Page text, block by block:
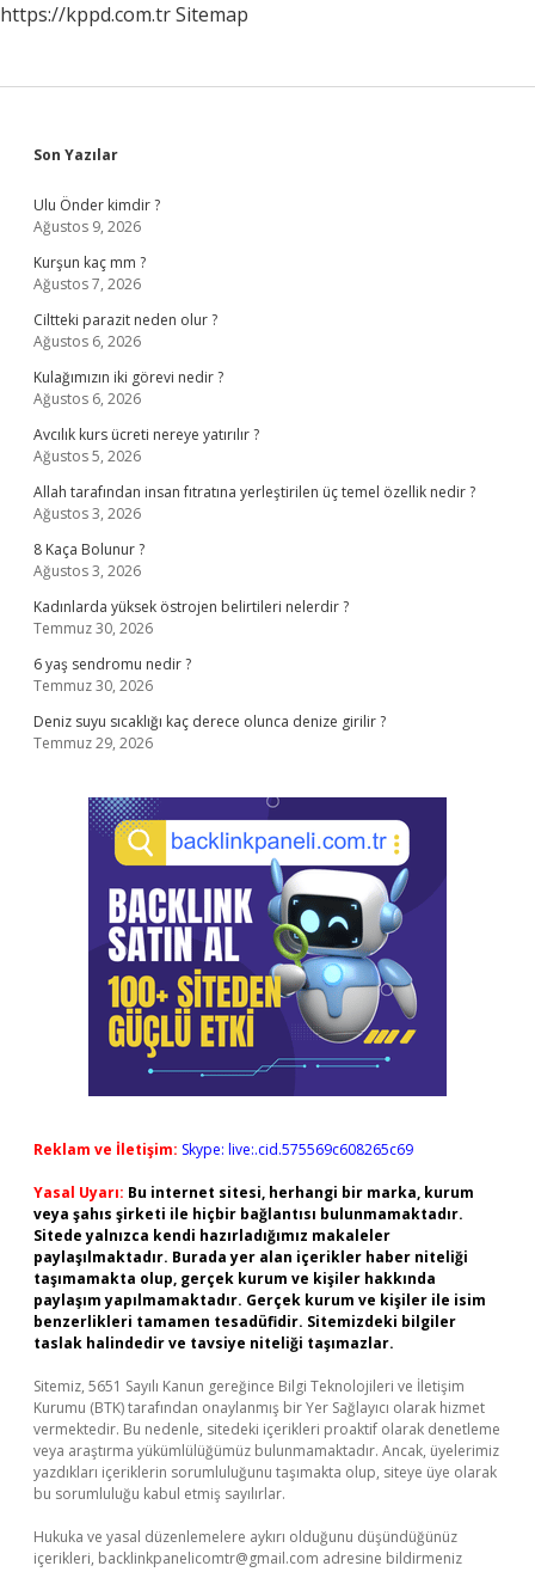
https://kppd.com.trSitemap
Sidebar
Son Yazılar
Ulu Önder kimdir ?
Ağustos 9, 2026
Kurşun kaç mm ?
Ağustos 7, 2026
Ciltteki parazit neden olur ?
Ağustos 6, 2026
Kulağımızın iki görevi nedir ?
Ağustos 6, 2026
Avcılık kurs ücreti nereye yatırılır ?
Ağustos 5, 2026
Allah tarafından insan fıtratına yerleştirilen üç temel özellik nedir ?
Ağustos 3, 2026
8 Kaça Bolunur ?
Ağustos 3, 2026
Kadınlarda yüksek östrojen belirtileri nelerdir ?
Temmuz 30, 2026
6 yaş sendromu nedir ?
Temmuz 30, 2026
Deniz suyu sıcaklığı kaç derece olunca denize girilir ?
Temmuz 29, 2026
Reklam ve İletişim: Skype: live:.cid.575569c608265c69
Yasal Uyarı: Bu internet sitesi, herhangi bir marka, kurum
veya şahıs şirketi ile hiçbir bağlantısı bulunmamaktadır.
Sitede yalnızca kendi hazırladığımız makaleler
paylaşılmaktadır. Burada yer alan içerikler haber niteliği
taşımamakta olup, gerçek kurum ve kişiler hakkında
paylaşım yapılmamaktadır. Gerçek kurum ve kişiler ile isim
benzerlikleri tamamen tesadüfidir. Sitemizdeki bilgiler
taslak halindedir ve tavsiye niteliği taşımazlar.
Sitemiz, 5651 Sayılı Kanun gereğince Bilgi Teknolojileri ve İletişim
Kurumu (BTK) tarafından onaylanmış bir Yer Sağlayıcı olarak hizmet
vermektedir. Bu nedenle, sitedeki içerikleri proaktif olarak denetleme
veya araştırma yükümlülüğümüz bulunmamaktadır. Ancak, üyelerimiz
yazdıkları içeriklerin sorumluluğunu taşımakta olup, siteye üye olarak
bu sorumluluğu kabul etmiş sayılırlar.
Hukuka ve yasal düzenlemelere aykırı olduğunu düşündüğünüz
içerikleri, backlinkpanelicomtr@gmail.com adresine bildirmeniz